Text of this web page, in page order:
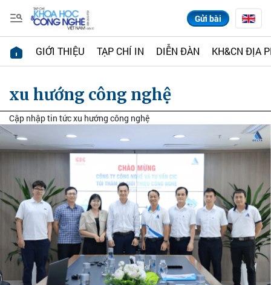
Gửi bài
GIỚI THIỆU TẠP CHÍ IN DIỄN ĐÀN KH&CN ĐỊA
xu hướng công nghệ
Cập nhập tin tức xu hướng công nghệ